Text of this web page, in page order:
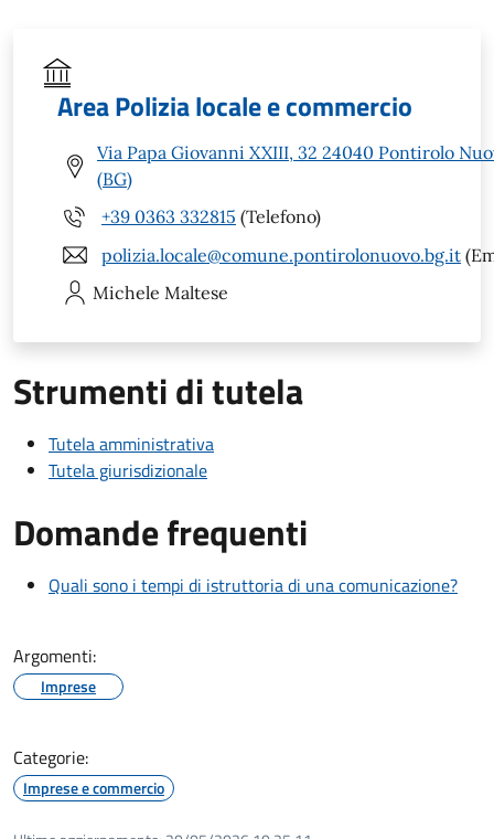
Area Polizia locale e commercio
Via Papa Giovanni XXIII, 32 24040 Pontirolo
(BG)
+39 0363 332815 (Telefono)
polizia.locale@comune.pontirolonuovo.bg.it
Michele Maltese
Strumenti di tutela
Tutela amministrativa
Tutela giurisdizionale
Domande frequenti
Quali sono i tempi di istruttoria di una comunicazione?
Argomenti:
Imprese
Categorie:
Imprese e commercio